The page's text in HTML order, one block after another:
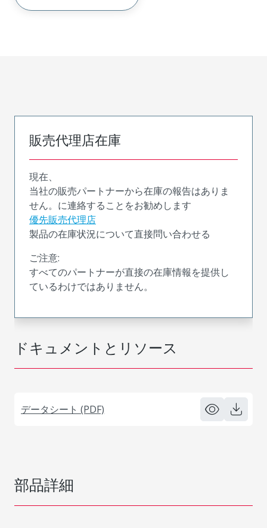
ドキュメントとリソース
データシート (PDF)
販売代理店在庫
現在、
当社の販売パートナーから在庫の報告はありま
せん。に連絡することをお勧めします
優先販売代理店
製品の在庫状況について直接問い合わせる
ご注意:
すべてのパートナーが直接の在庫情報を提供し
ているわけではありません。
部品詳細